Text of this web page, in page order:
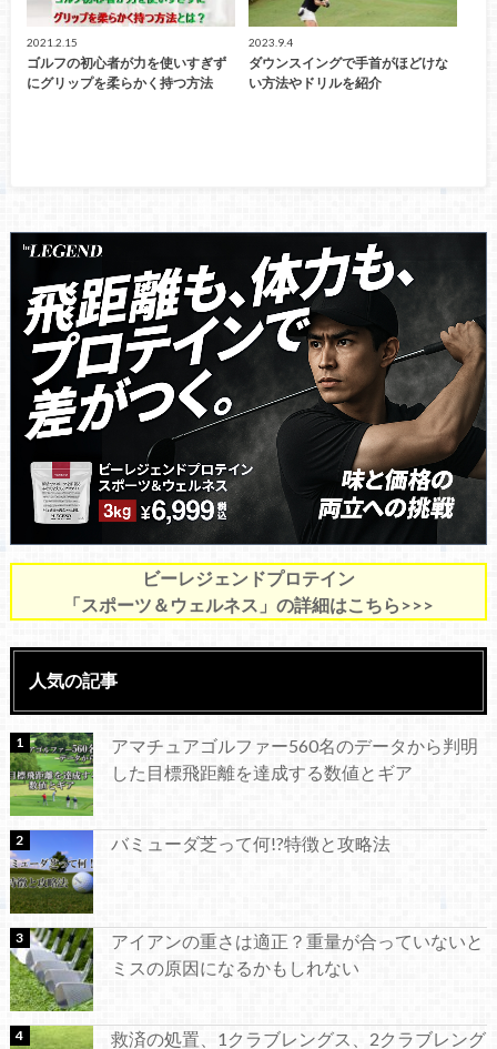
2021.2.15
ゴルフの初心者が力を使いすぎず
にグリップを柔らかく持つ方法
2023.9.4
ダウンスイングで手首がほどけな
い方法やドリルを紹介
ビーレジェンドプロテイン
「スポーツ＆ウェルネス」の詳細はこちら>>>
人気の記事
アマチュアゴルファー560名のデータから判明
した目標飛距離を達成する数値とギア
バミューダ芝って何!?特徴と攻略法
アイアンの重さは適正？重量が合っていないと
ミスの原因になるかもしれない
救済の処置、1クラブレングス、2クラブレング